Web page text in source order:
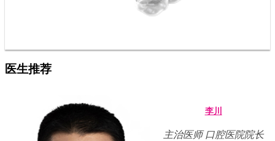
医生推荐
李川
主治医师 口腔医院院长